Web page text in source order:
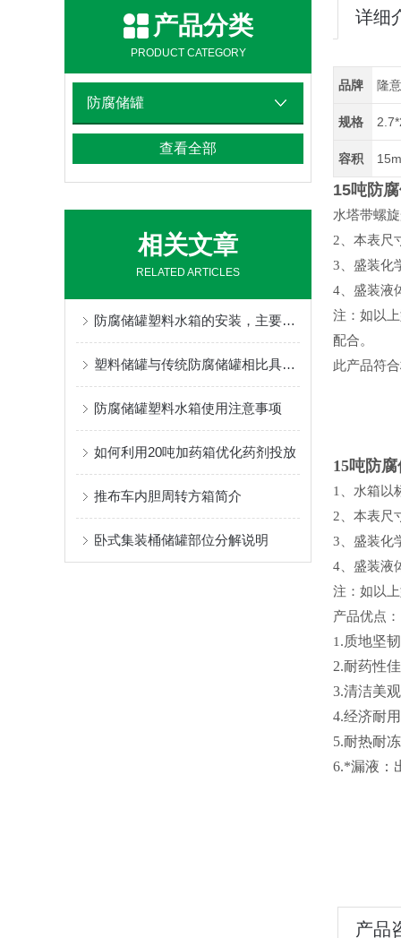
产品分类
PRODUCT CATEGORY
防腐储罐
查看全部
相关文章
RELATED ARTICLES
防腐储罐塑料水箱的安装，主要分为下列几个步骤
塑料储罐与传统防腐储罐相比具有哪些特点？
防腐储罐塑料水箱使用注意事项
如何利用20吨加药箱优化药剂投放
推布车内胆周转方箱简介
卧式集装桶储罐部位分解说明
详细
品牌 隆
规格
容积
15吨防
水塔带螺
2 、本表
3 、盛装
4 、盛装
注：如以
配合。
此产品符
15吨防
1
、水箱
2 、本表
3 、盛装
4 、盛装
注：如以
产品优点：
1 .质地坚
2.耐药性
3.清洁美
4.经济耐
5.耐热耐
6.*漏液：
产品